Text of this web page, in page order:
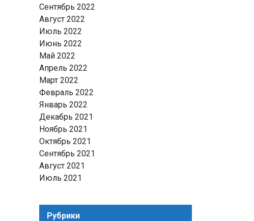
Сентябрь 2022
Август 2022
Июль 2022
Июнь 2022
Май 2022
Апрель 2022
Март 2022
Февраль 2022
Январь 2022
Декабрь 2021
Ноябрь 2021
Октябрь 2021
Сентябрь 2021
Август 2021
Июль 2021
Рубрики